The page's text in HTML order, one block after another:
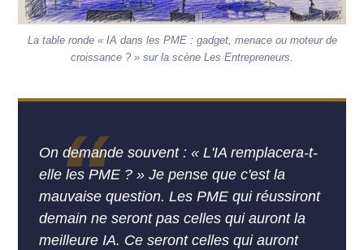
La table ronde « IA dans les PME : gadget, menace ou moteur de
croissance ? » sur la scène Les Entrepreneurs.
“
On demande souvent : « L'IA remplacera-t-
elle les PME ? » Je pense que c'est la
mauvaise question. Les PME qui réussiront
demain ne seront pas celles qui auront la
meilleure IA. Ce seront celles qui auront